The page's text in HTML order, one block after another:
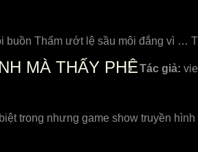
Thấm ướt lệ sầu môi đắng vì …
MÀ THẤY PHÊTác giả:
trong nhưng game show truyền